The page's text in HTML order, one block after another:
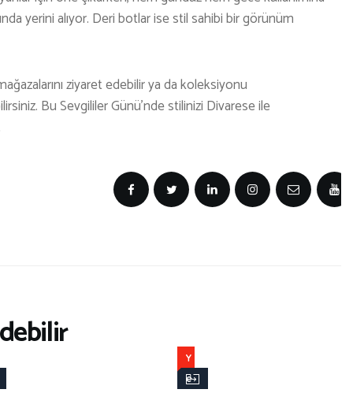
yerini alıyor. Deri botlar ise stil sahibi bir görünüm
ziyaret edebilir ya da koleksiyonu
Bu Sevgililer Günü’nde stilinizi Divarese ile
Y
e